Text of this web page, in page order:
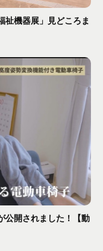
祉機器展」見どころま
公開されました！【動